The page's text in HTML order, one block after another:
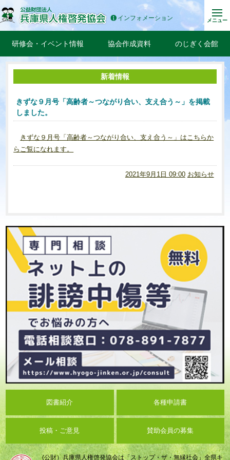
インフォメーション メニュー
研修会・イベント情報 協会作成資料 のじぎく会館
新着情報
きずな９月号「高齢者～つながり合い、支え合う～」を掲載
しました。
きずな９月号「高齢者～つながり合い、支え合う～」はこちらか
らご覧になれます。
2021年9月1日 09:00 お知らせ
図書紹介 各種申請書
投稿・ご意見 賛助会員の募集
(公財）兵庫県人権啓発協会は「ストップ・ザ・無縁社会」全県キ